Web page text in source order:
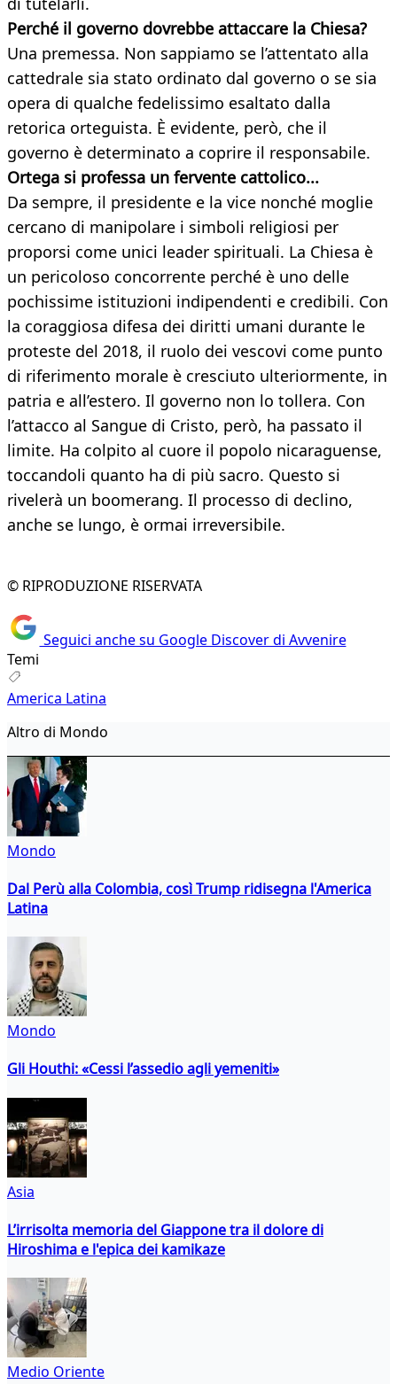
Perché il governo dovrebbe attaccare la Chiesa?
Una premessa. Non sappiamo se l’attentato alla
cattedrale sia stato ordinato dal governo o se sia
opera di qualche fedelissimo esaltato dalla
retorica orteguista. È evidente, però, che il
governo è determinato a coprire il responsabile.
Ortega si professa un fervente cattolico...
Da sempre, il presidente e la vice nonché moglie
cercano di manipolare i simboli religiosi per
proporsi come unici leader spirituali. La Chiesa è
un pericoloso concorrente perché è uno delle
pochissime istituzioni indipendenti e credibili. Con
la coraggiosa difesa dei diritti umani durante le
proteste del 2018, il ruolo dei vescovi come punto
di riferimento morale è cresciuto ulteriormente, in
patria e all’estero. Il governo non lo tollera. Con
l’attacco al Sangue di Cristo, però, ha passato il
limite. Ha colpito al cuore il popolo nicaraguense,
toccandoli quanto ha di più sacro. Questo si
rivelerà un boomerang. Il processo di declino,
anche se lungo, è ormai irreversibile.
© RIPRODUZIONE RISERVATA
Seguici anche su Google Discover di Avvenire
Temi
America Latina
Altro di Mondo
Mondo
Dal Perù alla Colombia, così Trump ridisegna l'America
Latina
Mondo
Gli Houthi: «Cessi l’assedio agli yemeniti»
Asia
L’irrisolta memoria del Giappone tra il dolore di
Hiroshima e l'epica dei kamikaze
Medio Oriente